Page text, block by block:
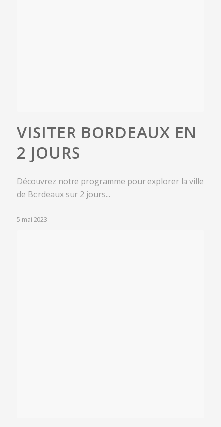
VISITER BORDEAUX EN
2 JOURS
Découvrez notre programme pour explorer la ville
de Bordeaux sur 2 jours...
5 mai 2023